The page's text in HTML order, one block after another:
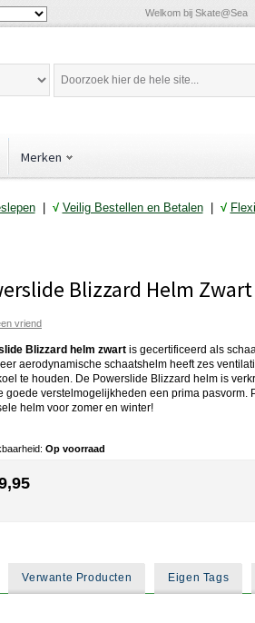
Welkom bij Skate@Sea
Merken
| √ Veilig Bestellen en Betalen| √
Blizzard Helm Zwart
vriend
Blizzard helm zwart is gecertificeerd als
aerodynamische schaatshelm heeft zes
te houden. De Powerslide Blizzard helm is
goede verstelmogelijkheden een prima pasvorm.
helm voor zomer en winter!
Op voorraad
Verwante Producten Eigen Tags